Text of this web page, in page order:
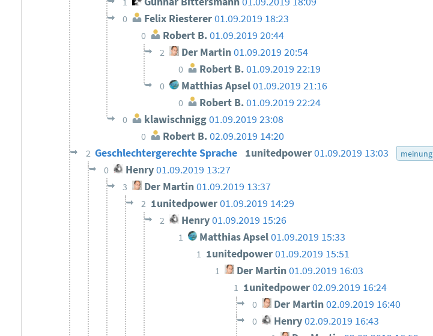
0 Felix Riesterer01.09.2019 18:23
0 Robert B.01.09.2019 20:44
2 Der Martin 01.09.2019 20:54
0 Robert B.01.09.2019 22:19
0 Matthias Apsel 01.09.2019 21:16
0 Robert B.01.09.2019 22:24
0 klawischnigg01.09.2019 23:08
0 Robert B.02.09.2019 14:20
2 Geschlechtergerechte Sprache 1unitedpower01.09.2019 13:03 meinung
0 Henry01.09.2019 13:27
3 Der Martin01.09.2019 13:37
2 1unitedpower01.09.2019 14:29
2 Henry 01.09.2019 15:26
1 Matthias Apsel01.09.2019 15:33
1 1unitedpower01.09.2019 15:51
1 Der Martin01.09.2019 16:03
1 1unitedpower02.09.2019 16:24
0 Der Martin02.09.2019 16:40
0 Henry02.09.2019 16:43